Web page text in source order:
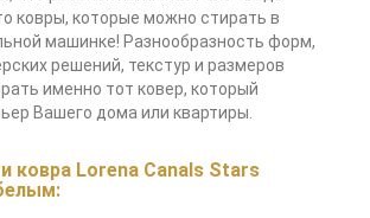
ковры, которые можно стирать в
машинке! Разнообразность форм,
решений, текстур и размеров
именно тот ковер, который
Вашего дома или квартиры.
ковра Lorena Canals Stars